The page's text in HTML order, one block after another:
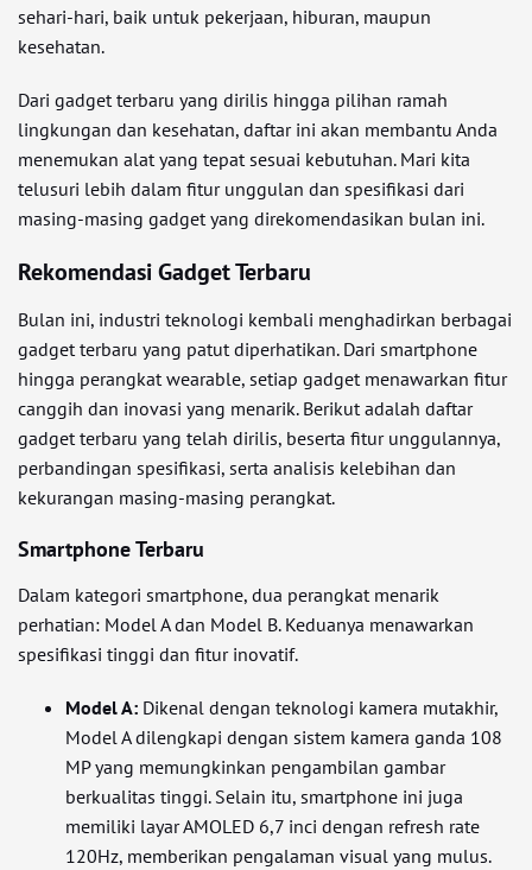
sehari-hari, baik untuk pekerjaan, hiburan, maupun
kesehatan.
Dari gadget terbaru yang dirilis hingga pilihan ramah
lingkungan dan kesehatan, daftar ini akan membantu Anda
menemukan alat yang tepat sesuai kebutuhan. Mari kita
telusuri lebih dalam fitur unggulan dan spesifikasi dari
masing-masing gadget yang direkomendasikan bulan ini.
Rekomendasi Gadget Terbaru
Bulan ini, industri teknologi kembali menghadirkan berbagai
gadget terbaru yang patut diperhatikan. Dari smartphone
hingga perangkat wearable, setiap gadget menawarkan fitur
canggih dan inovasi yang menarik. Berikut adalah daftar
gadget terbaru yang telah dirilis, beserta fitur unggulannya,
perbandingan spesifikasi, serta analisis kelebihan dan
kekurangan masing-masing perangkat.
Smartphone Terbaru
Dalam kategori smartphone, dua perangkat menarik
perhatian: Model A dan Model B. Keduanya menawarkan
spesifikasi tinggi dan fitur inovatif.
Model A: Dikenal dengan teknologi kamera mutakhir,
Model A dilengkapi dengan sistem kamera ganda 108
MP yang memungkinkan pengambilan gambar
berkualitas tinggi. Selain itu, smartphone ini juga
memiliki layar AMOLED 6,7 inci dengan refresh rate
120Hz, memberikan pengalaman visual yang mulus.